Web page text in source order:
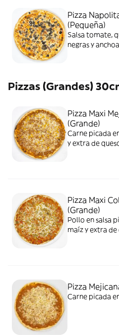
Pizza
(Pequeña)
Salsa tomate,
negras y
Pizzas (Grandes)
Pizza Maxi
(Grande)
Carne picada
y extra de
Pizza Maxi
(Grande)
Pollo en salsa
maíz y extra de
Pizza
Carne picada